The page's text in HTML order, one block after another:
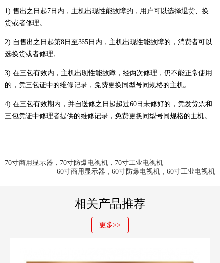
1) 售出之日起7日内，主机出现性能故障的，用户可以选择退货、换
货或者修理。
2) 自售出之日起第8日至365日内，主机出现性能故障的，消费者可以
选换货或者修理。
3) 在三包有效内，主机出现性能故障，经两次修理，仍不能正常使用
的，凭三包证中的维修记录，免费更换同型号同规格的主机。
4) 在三包有效期内，并自送修之日起超过60日未修好的，凭发货票和
三包凭证中修理者提供的维修记录，免费更换同型号同规格的主机。
70寸商用显示器，70寸防爆电视机，70寸工业电视机
60寸商用显示器，60寸防爆电视机，60寸工业电视机
相关产品推荐
更多>>